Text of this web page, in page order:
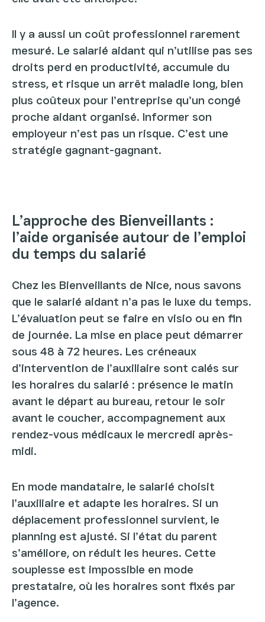
Il y a aussi un coût professionnel rarement
mesuré. Le salarié aidant qui n’utilise pas ses
droits perd en productivité, accumule du
stress, et risque un arrêt maladie long, bien
plus coûteux pour l’entreprise qu’un congé
proche aidant organisé. Informer son
employeur n’est pas un risque. C’est une
stratégie gagnant-gagnant.
L’approche des Bienveillants :
l’aide organisée autour de l’emploi
du temps du salarié
Chez les Bienveillants de Nice, nous savons
que le salarié aidant n’a pas le luxe du temps.
L’évaluation peut se faire en visio ou en fin
de journée. La mise en place peut démarrer
sous 48 à 72 heures. Les créneaux
d’intervention de l’auxiliaire sont calés sur
les horaires du salarié : présence le matin
avant le départ au bureau, retour le soir
avant le coucher, accompagnement aux
rendez-vous médicaux le mercredi après-
midi.
En mode mandataire, le salarié choisit
l’auxiliaire et adapte les horaires. Si un
déplacement professionnel survient, le
planning est ajusté. Si l’état du parent
s’améliore, on réduit les heures. Cette
souplesse est impossible en mode
prestataire, où les horaires sont fixés par
l’agence.